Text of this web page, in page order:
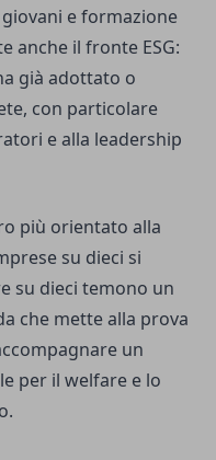
e formazione
anche il fronte ESG:
già adottato o
con particolare
e alla leadership
più orientato alla
su dieci si
su dieci temono un
che mette alla prova
un
per il welfare e lo